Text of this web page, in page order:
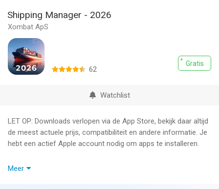
Shipping Manager - 2026
Xombat ApS
Gratis
62
Watchlist
LET OP: Downloads verlopen via de App Store, bekijk daar altijd
de meest actuele prijs, compatibiliteit en andere informatie. Je
hebt een actief Apple account nodig om apps te installeren.
Scheepvaart houdt de wereld draaiende. In Shipping Manager
Meer